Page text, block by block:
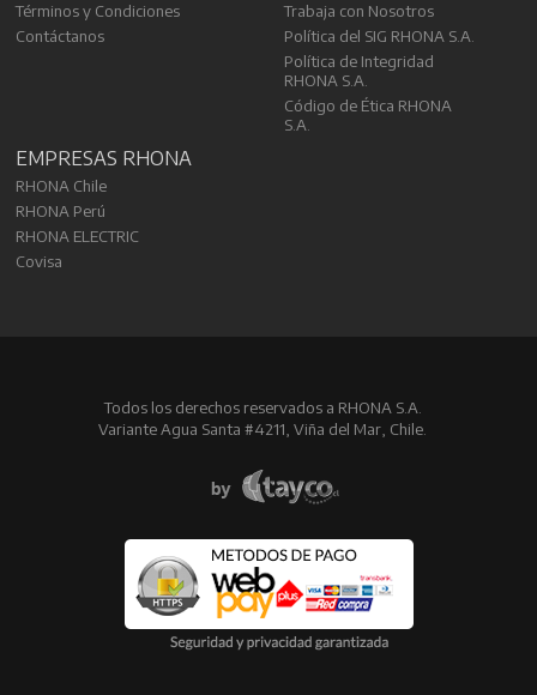
Términos y Condiciones
Contáctanos
Trabaja con Nosotros
Política del SIG RHONA S.A.
Política de Integridad
RHONA S.A.
Código de Ética RHONA
S.A.
EMPRESAS RHONA
RHONA Chile
RHONA Perú
RHONA ELECTRIC
Covisa
Todos los derechos reservados a RHONA S.A.
Variante Agua Santa #4211, Viña del Mar, Chile.